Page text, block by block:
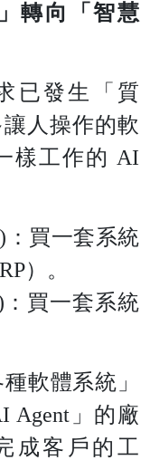
轉向「智慧
已發生「質
人操作的軟
樣工作的 AI
：買一套系統
）。
：買一套系統
軟體系統」
Agent」的廠
成客戶的工